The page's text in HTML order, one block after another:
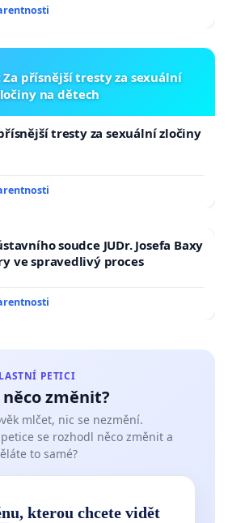
přísnější tresty za sexuální
na dětech
tresty za sexuální zločiny
soudce JUDr. Josefa Baxy
ve spravedlivý proces
PETICI
změnit?
mlčet, nic se nezmění.
se rozhodl něco změnit a
to samé?
kterou chcete vidět